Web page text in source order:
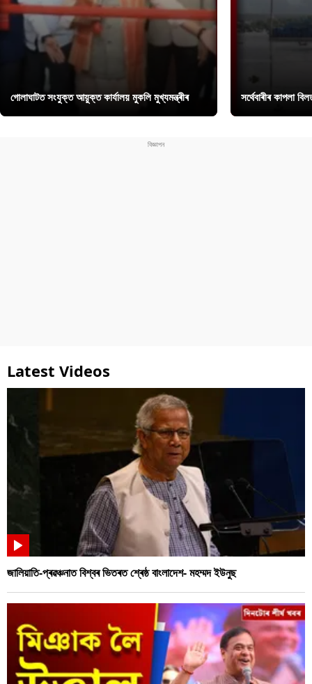
গোলাঘাটত সংযুক্ত আয়ুক্ত কাৰ্যালয় মুকলি মুখ্যমন্ত্ৰীৰ সৰ্থেবাৰীৰ কাপলা
Latest Videos
জালিয়াতি-প্ৰৱঞ্চনাত বিশ্বৰ ভিতৰত শ্ৰেষ্ঠ বাংলাদেশ- মহম্মদ ইউনুছ